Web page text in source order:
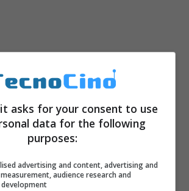
indiscrezioni,
tutte le
da parte di WhatsApp,
obsolete. Per gli utenti che
di messaggistica istantanea
asks for your consent to use
data for the following
purposes:
advertising and content, advertising and
audience research and
development